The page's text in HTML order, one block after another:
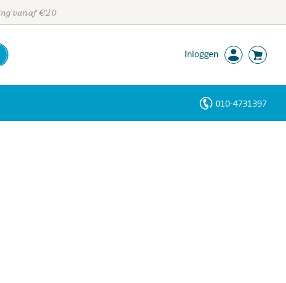
vanaf €20
Inloggen
010-4731397
Personen